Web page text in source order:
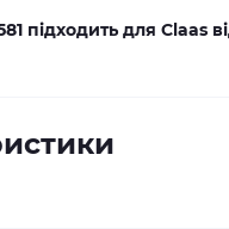
підходить для Claas